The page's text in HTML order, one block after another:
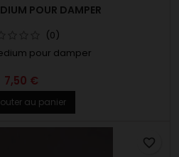
POUR DAMPER
(0)
pour damper
7,50 €
au panier
favorite_border